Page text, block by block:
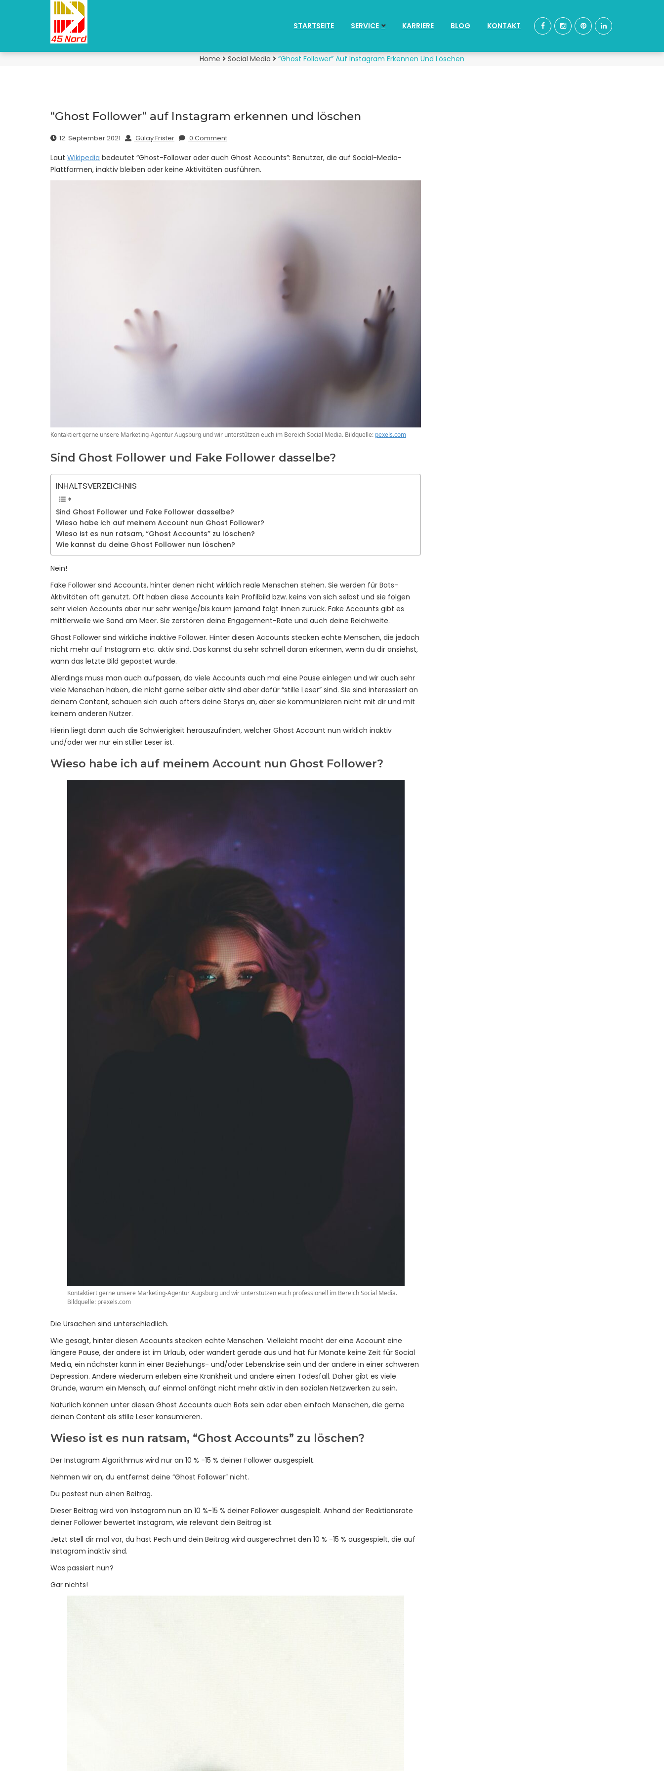
STARTSEITE SERVICE KARRIERE BLOG KONTAKT
Home Social Media “Ghost Follower” Auf Instagram Erkennen Und Löschen
“Ghost Follower” auf Instagram erkennen und löschen
12. September 2021 Gülay Frister 0 Comment
Laut Wikipedia bedeutet “Ghost-Follower oder auch Ghost Accounts”: Benutzer, die auf Social-Media-
Plattformen, inaktiv bleiben oder keine Aktivitäten ausführen.
Kontaktiert gerne unsere Marketing-Agentur Augsburg und wir unterstützen euch im Bereich Social Media. Bildquelle: pexels.com
Sind Ghost Follower und Fake Follower dasselbe?
INHALTSVERZEICHNIS
Sind Ghost Follower und Fake Follower dasselbe?
Wieso habe ich auf meinem Account nun Ghost Follower?
Wieso ist es nun ratsam, “Ghost Accounts” zu löschen?
Wie kannst du deine Ghost Follower nun löschen?
Nein!
Fake Follower sind Accounts, hinter denen nicht wirklich reale Menschen stehen. Sie werden für Bots-
Aktivitäten oft genutzt. Oft haben diese Accounts kein Profilbild bzw. keins von sich selbst und sie folgen
sehr vielen Accounts aber nur sehr wenige/bis kaum jemand folgt ihnen zurück. Fake Accounts gibt es
mittlerweile wie Sand am Meer. Sie zerstören deine Engagement-Rate und auch deine Reichweite.
Ghost Follower sind wirkliche inaktive Follower. Hinter diesen Accounts stecken echte Menschen, die jedoch
nicht mehr auf Instagram etc. aktiv sind. Das kannst du sehr schnell daran erkennen, wenn du dir ansiehst,
wann das letzte Bild gepostet wurde.
Allerdings muss man auch aufpassen, da viele Accounts auch mal eine Pause einlegen und wir auch sehr
viele Menschen haben, die nicht gerne selber aktiv sind aber dafür “stille Leser” sind. Sie sind interessiert an
deinem Content, schauen sich auch öfters deine Storys an, aber sie kommunizieren nicht mit dir und mit
keinem anderen Nutzer.
Hierin liegt dann auch die Schwierigkeit herauszufinden, welcher Ghost Account nun wirklich inaktiv
und/oder wer nur ein stiller Leser ist.
Wieso habe ich auf meinem Account nun Ghost Follower?
Kontaktiert gerne unsere Marketing-Agentur Augsburg und wir unterstützen euch professionell im Bereich Social Media.
Bildquelle: prexels.com
Die Ursachen sind unterschiedlich.
Wie gesagt, hinter diesen Accounts stecken echte Menschen. Vielleicht macht der eine Account eine
längere Pause, der andere ist im Urlaub, oder wandert gerade aus und hat für Monate keine Zeit für Social
Media, ein nächster kann in einer Beziehungs- und/oder Lebenskrise sein und der andere in einer schweren
Depression. Andere wiederum erleben eine Krankheit und andere einen Todesfall. Daher gibt es viele
Gründe, warum ein Mensch, auf einmal anfängt nicht mehr aktiv in den sozialen Netzwerken zu sein.
Natürlich können unter diesen Ghost Accounts auch Bots sein oder eben einfach Menschen, die gerne
deinen Content als stille Leser konsumieren.
Wieso ist es nun ratsam, “Ghost Accounts” zu löschen?
Der Instagram Algorithmus wird nur an 10 % -15 % deiner Follower ausgespielt.
Nehmen wir an, du entfernst deine “Ghost Follower” nicht.
Du postest nun einen Beitrag.
Dieser Beitrag wird von Instagram nun an 10 %-15 % deiner Follower ausgespielt. Anhand der Reaktionsrate
deiner Follower bewertet Instagram, wie relevant dein Beitrag ist.
Jetzt stell dir mal vor, du hast Pech und dein Beitrag wird ausgerechnet den 10 % -15 % ausgespielt, die auf
Instagram inaktiv sind.
Was passiert nun?
Gar nichts!